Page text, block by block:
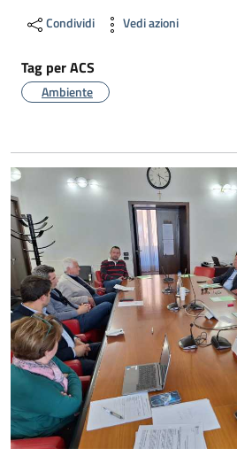
Condividi Vedi azioni
Tag per ACS
Ambiente